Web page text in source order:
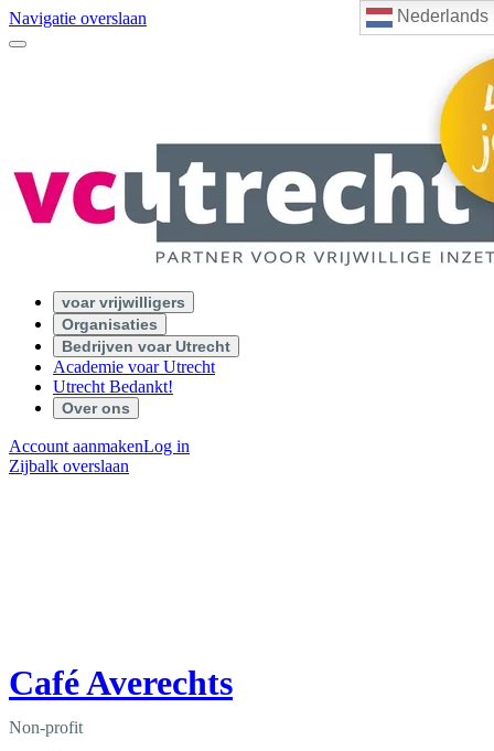
Nederlands
Navigatie overslaan
voar vrijwilligers
Organisaties
Bedrijven voar Utrecht
Academie voar Utrecht
Utrecht Bedankt!
Over ons
Account aanmakenLog in
Zijbalk overslaan
Café Averechts
Non-profit